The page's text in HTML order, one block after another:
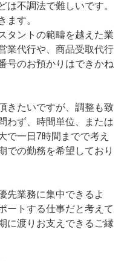
は不調法で難しいです。
ます。
タントの範疇を越えた業
業代行や、商品受取代行
号のお預かりはできかね
きたいですが、調整も致
わず、時間単位、または
で一日7時間までで考え
での勤務を希望しており
先業務に集中できるよ
ートする仕事だと考えて
に渡りお支えできるご縁